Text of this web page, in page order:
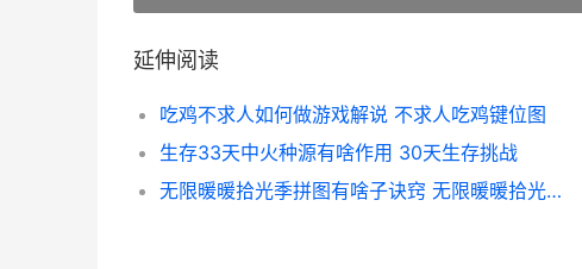
延伸阅读
吃鸡不求人如何做游戏解说 不求人吃鸡键位图
生存33天中火种源有啥作用 30天生存挑战
无限暖暖拾光季拼图有啥子诀窍 无限暖暖拾光季活动